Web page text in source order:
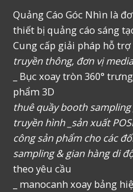
Quảng Cáo Góc Nhìn là
thiết bị quảng cáo sáng
Cung cấp giải pháp hỗ
truyền thông, đơn vị
_ Bục xoay tròn 360°
phẩm 3D
thuê quầy booth
truyền hình _sản xuất
công sản phẩm cho các
sampling & gian hàng di
theo yêu cầu
_ manocanh xoay bảng